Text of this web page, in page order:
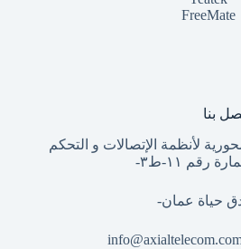
FreeMate
بنا
لأنظمة الإتصالات و التحكم
رقم ١١-ط٣-
حياة عمان-